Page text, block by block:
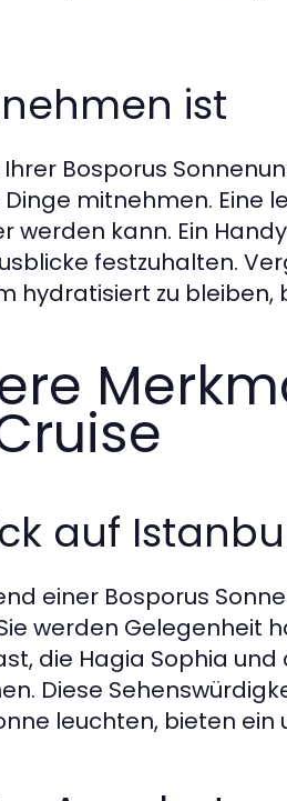
ist
Bosporus
Dinge mitnehmen.
werden kann. Ein
festzuhalten.
hydratisiert zu
auf
einer Bosporus
werden Gelegenheit
die Hagia Sophia
Diese
leuchten, bieten ein